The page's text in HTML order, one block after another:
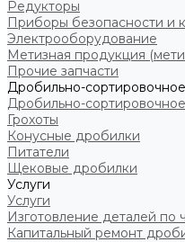
Редукторы
Приборы безопасности и
Электрооборудование
Метизная продукция
Прочие запчасти
Дробильно-
Дробильно-
Грохоты
Конусные дробилки
Питатели
Щековые дробилки
Услуги
Услуги
Изготовление деталей по
Капитальный ремонт